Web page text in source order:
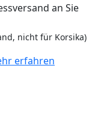
an Sie
nicht für Korsika)
erfahren